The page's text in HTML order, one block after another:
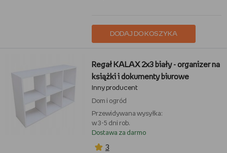
DODAJ DO KOSZYKA
Regał KALAX 2x3 biały - organizer na
książki i dokumenty biurowe
Inny producent
Dom i ogród
Przewidywana wysyłka:
w 3-5 dni rob.
Dostawa za darmo
3